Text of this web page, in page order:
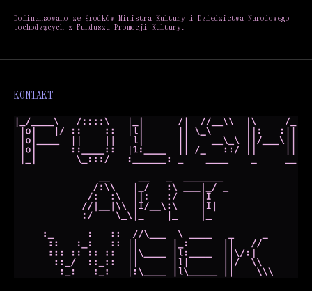
Dofinansowano ze środków Ministra Kultury i Dziedzictwa Narodowego
pochodzących z Funduszu Promocji Kultury.
KONTAKT